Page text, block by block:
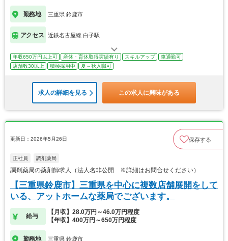
勤務地 三重県 鈴鹿市
アクセス 近鉄名古屋線 白子駅
年収650万円以上可 産休・育休取得実績有り スキルアップ
車通勤可
店舗数30以上
積極採用中 夏～秋入職可
求人の詳細を見る この求人に興味がある
更新日：2026年5月26日 保存する
正社員 調剤薬局
調剤薬局の薬剤師求人（法人名非公開 ※詳細はお問合せください）
【三重県鈴鹿市】三重県を中心に複数店舗展開をして
いる、アットホームな薬局でございます。
給与
【月収】28.0万円～46.0万円程度
【年収】400万円～650万円程度
勤務地 三重県 鈴鹿市